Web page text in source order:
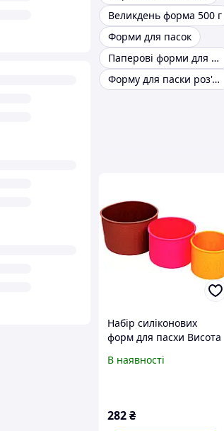
Великдень форма 500 г
Форми для пасок
Паперові форми для пасок 110
Форму для паски роз'ємна
Набір силіконових
форм для пасхи Висота
см
В наявності
282₴